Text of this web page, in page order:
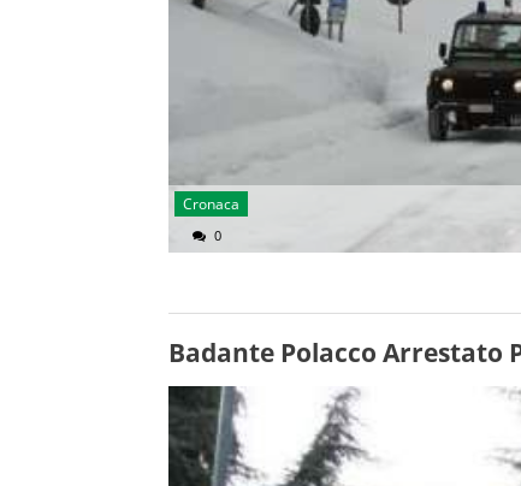
Cronaca
0
Badante Polacco Arrestato